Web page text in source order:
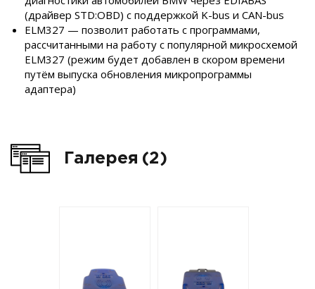
(драйвер STD:OBD) с поддержкой K-bus и CAN-bus
ELM327 — позволит работать с программами,
рассчитанными на работу с популярной микросхемой
ELM327 (режим будет добавлен в скором времени
путём выпуска обновления микропрограммы
адаптера)
Галерея (2)